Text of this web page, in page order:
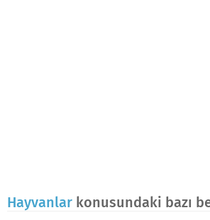
Hayvanlar konusundaki bazı